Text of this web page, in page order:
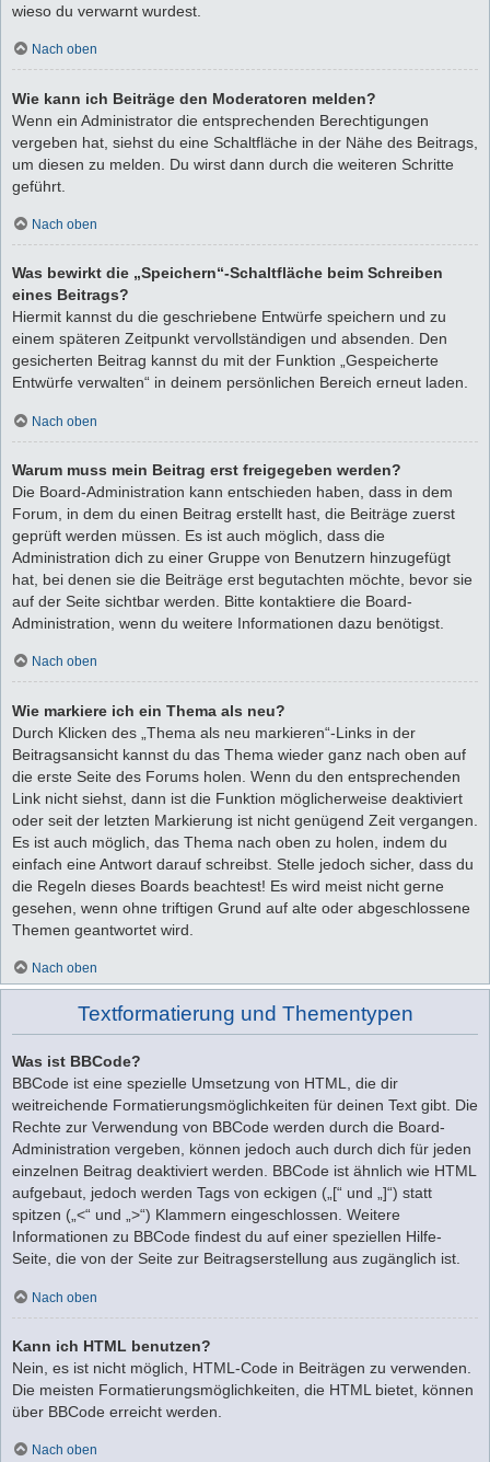
wieso du verwarnt wurdest.
Nach oben
Wie kann ich Beiträge den Moderatoren melden?
Wenn ein Administrator die entsprechenden Berechtigungen
vergeben hat, siehst du eine Schaltfläche in der Nähe des Beitrags,
um diesen zu melden. Du wirst dann durch die weiteren Schritte
geführt.
Nach oben
Was bewirkt die „Speichern“-Schaltfläche beim Schreiben
eines Beitrags?
Hiermit kannst du die geschriebene Entwürfe speichern und zu
einem späteren Zeitpunkt vervollständigen und absenden. Den
gesicherten Beitrag kannst du mit der Funktion „Gespeicherte
Entwürfe verwalten“ in deinem persönlichen Bereich erneut laden.
Nach oben
Warum muss mein Beitrag erst freigegeben werden?
Die Board-Administration kann entschieden haben, dass in dem
Forum, in dem du einen Beitrag erstellt hast, die Beiträge zuerst
geprüft werden müssen. Es ist auch möglich, dass die
Administration dich zu einer Gruppe von Benutzern hinzugefügt
hat, bei denen sie die Beiträge erst begutachten möchte, bevor sie
auf der Seite sichtbar werden. Bitte kontaktiere die Board-
Administration, wenn du weitere Informationen dazu benötigst.
Nach oben
Wie markiere ich ein Thema als neu?
Durch Klicken des „Thema als neu markieren“-Links in der
Beitragsansicht kannst du das Thema wieder ganz nach oben auf
die erste Seite des Forums holen. Wenn du den entsprechenden
Link nicht siehst, dann ist die Funktion möglicherweise deaktiviert
oder seit der letzten Markierung ist nicht genügend Zeit vergangen.
Es ist auch möglich, das Thema nach oben zu holen, indem du
einfach eine Antwort darauf schreibst. Stelle jedoch sicher, dass du
die Regeln dieses Boards beachtest! Es wird meist nicht gerne
gesehen, wenn ohne triftigen Grund auf alte oder abgeschlossene
Themen geantwortet wird.
Nach oben
Textformatierung und Thementypen
Was ist BBCode?
BBCode ist eine spezielle Umsetzung von HTML, die dir
weitreichende Formatierungsmöglichkeiten für deinen Text gibt. Die
Rechte zur Verwendung von BBCode werden durch die Board-
Administration vergeben, können jedoch auch durch dich für jeden
einzelnen Beitrag deaktiviert werden. BBCode ist ähnlich wie HTML
aufgebaut, jedoch werden Tags von eckigen („[“ und „]“) statt
spitzen („<“ und „>“) Klammern eingeschlossen. Weitere
Informationen zu BBCode findest du auf einer speziellen Hilfe-
Seite, die von der Seite zur Beitragserstellung aus zugänglich ist.
Nach oben
Kann ich HTML benutzen?
Nein, es ist nicht möglich, HTML-Code in Beiträgen zu verwenden.
Die meisten Formatierungsmöglichkeiten, die HTML bietet, können
über BBCode erreicht werden.
Nach oben